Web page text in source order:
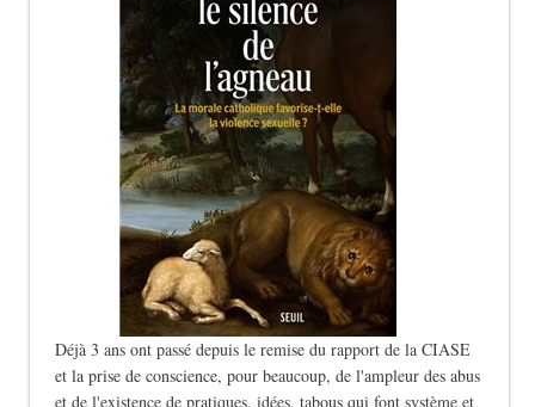
Déjà 3 ans ont passé depuis le remise du rapport de la CIASE
et la prise de conscience, pour beaucoup, de l'ampleur des abus
et de l'existence de pratiques, idées, tabous qui font système et